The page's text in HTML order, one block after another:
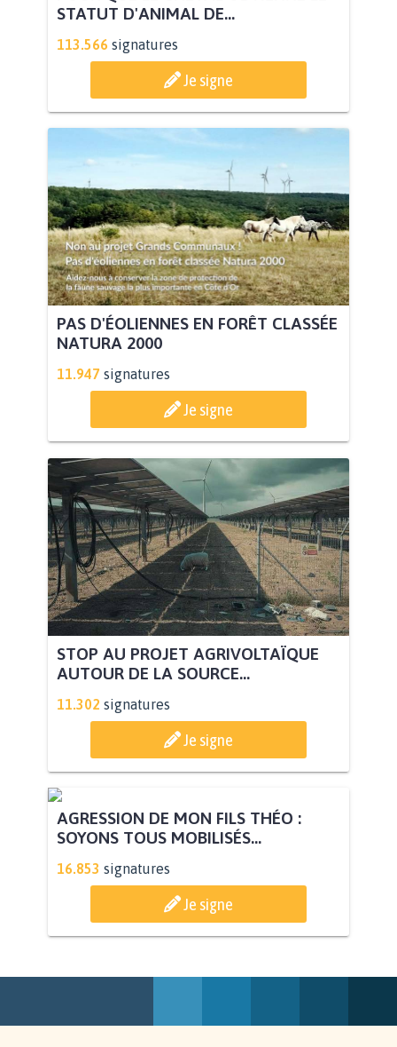
STATUT D'ANIMAL DE...
113.566 signatures
Je signe
PAS D'ÉOLIENNES EN FORÊT CLASSÉE
NATURA 2000
11.947 signatures
Je signe
STOP AU PROJET AGRIVOLTAÏQUE
AUTOUR DE LA SOURCE...
11.302 signatures
Je signe
AGRESSION DE MON FILS THÉO :